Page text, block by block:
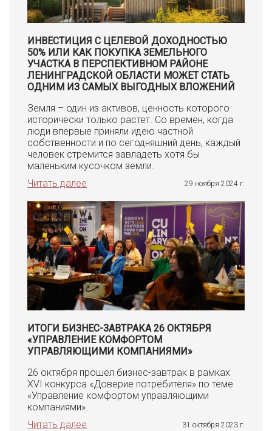
ИНВЕСТИЦИЯ С ЦЕЛЕВОЙ ДОХОДНОСТЬЮ
50% ИЛИ КАК ПОКУПКА ЗЕМЕЛЬНОГО
УЧАСТКА В ПЕРСПЕКТИВНОМ РАЙОНЕ
ЛЕНИНГРАДСКОЙ ОБЛАСТИ МОЖЕТ СТАТЬ
ОДНИМ ИЗ САМЫХ ВЫГОДНЫХ ВЛОЖЕНИЙ
Земля – один из активов, ценность которого
исторически только растет. Со времен, когда
люди впервые приняли идею частной
собственности и по сегодняшний день, каждый
человек стремится завладеть хотя бы
маленьким кусочком земли.
Читать далее
29 ноября 2024 г.
ИТОГИ БИЗНЕС-ЗАВТРАКА 26 ОКТЯБРЯ
«УПРАВЛЕНИЕ КОМФОРТОМ
УПРАВЛЯЮЩИМИ КОМПАНИЯМИ»
26 октября прошел бизнес-завтрак в рамках
XVI конкурса «Доверие потребителя» по теме
«Управление комфортом управляющими
компаниями».
Читать далее
31 октября 2023 г.